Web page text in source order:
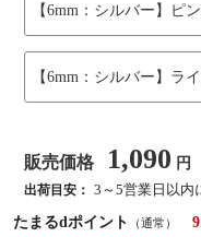
【6mm：シルバー】ピ
【6mm：シルバー】ラ
販売価格 1,090 円
出荷目安： 3～5営業日以内
たまるdポイント
（通常）
9